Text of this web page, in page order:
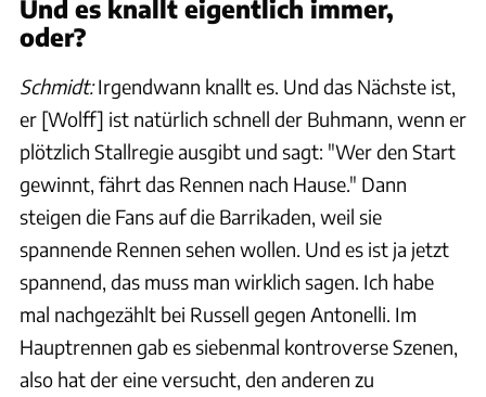
Und es knallt eigentlich immer,
oder?
Schmidt:Irgendwann knallt es. Und das Nächste ist,
er [Wolff] ist natürlich schnell der Buhmann, wenn er
plötzlich Stallregie ausgibt und sagt: "Wer den Start
gewinnt, fährt das Rennen nach Hause." Dann
steigen die Fans auf die Barrikaden, weil sie
spannende Rennen sehen wollen. Und es ist ja jetzt
spannend, das muss man wirklich sagen. Ich habe
mal nachgezählt bei Russell gegen Antonelli. Im
Hauptrennen gab es siebenmal kontroverse Szenen,
also hat der eine versucht, den anderen zu